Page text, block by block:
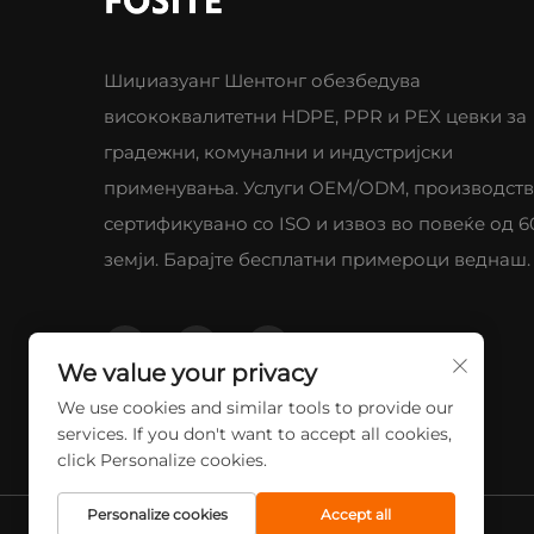
Шиџиазуанг Шентонг обезбедува
висококвалитетни HDPE, PPR и PEX цевки за
градежни, комунални и индустријски
применувања. Услуги OEM/ODM,
сертификувано со ISO и извоз во повеќе од
земји. Барајте бесплатни примероци веднаш.
We value your privacy
We use cookies and similar tools to provide our
services. If you don't want to accept all cookies,
click Personalize cookies.
Personalize cookies Accept all